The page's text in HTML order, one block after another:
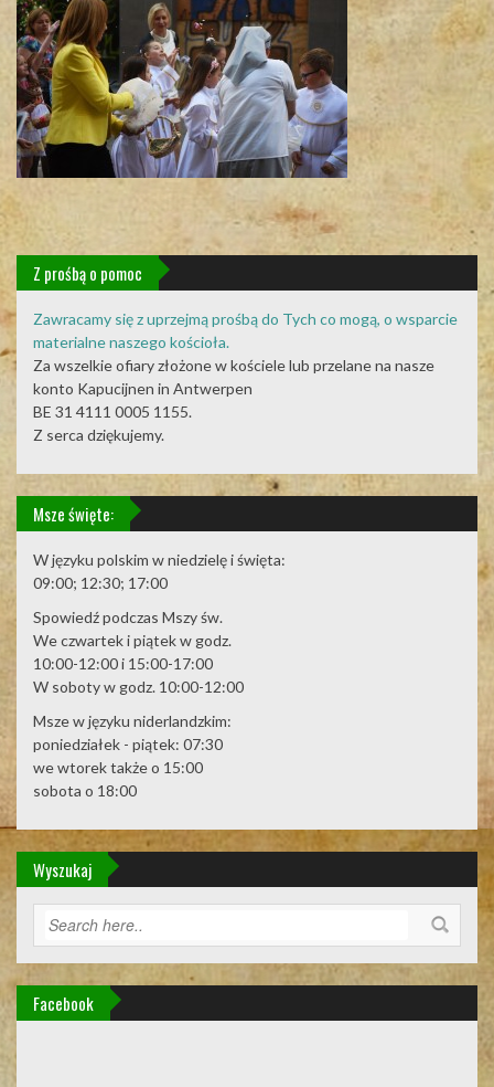
Z prośbą o pomoc
Zawracamy się z uprzejmą prośbą do Tych co mogą, o wsparcie
materialne naszego kościoła.
Za wszelkie ofiary złożone w kościele lub przelane na nasze
konto Kapucijnen in Antwerpen
BE 31 4111 0005 1155.
Z serca dziękujemy.
Msze święte:
W języku polskim w niedzielę i święta:
09:00; 12:30; 17:00
Spowiedź podczas Mszy św.
We czwartek i piątek w godz.
10:00-12:00 i 15:00-17:00
W soboty w godz. 10:00-12:00
Msze w języku niderlandzkim:
poniedziałek - piątek: 07:30
we wtorek także o 15:00
sobota o 18:00
Wyszukaj
Facebook